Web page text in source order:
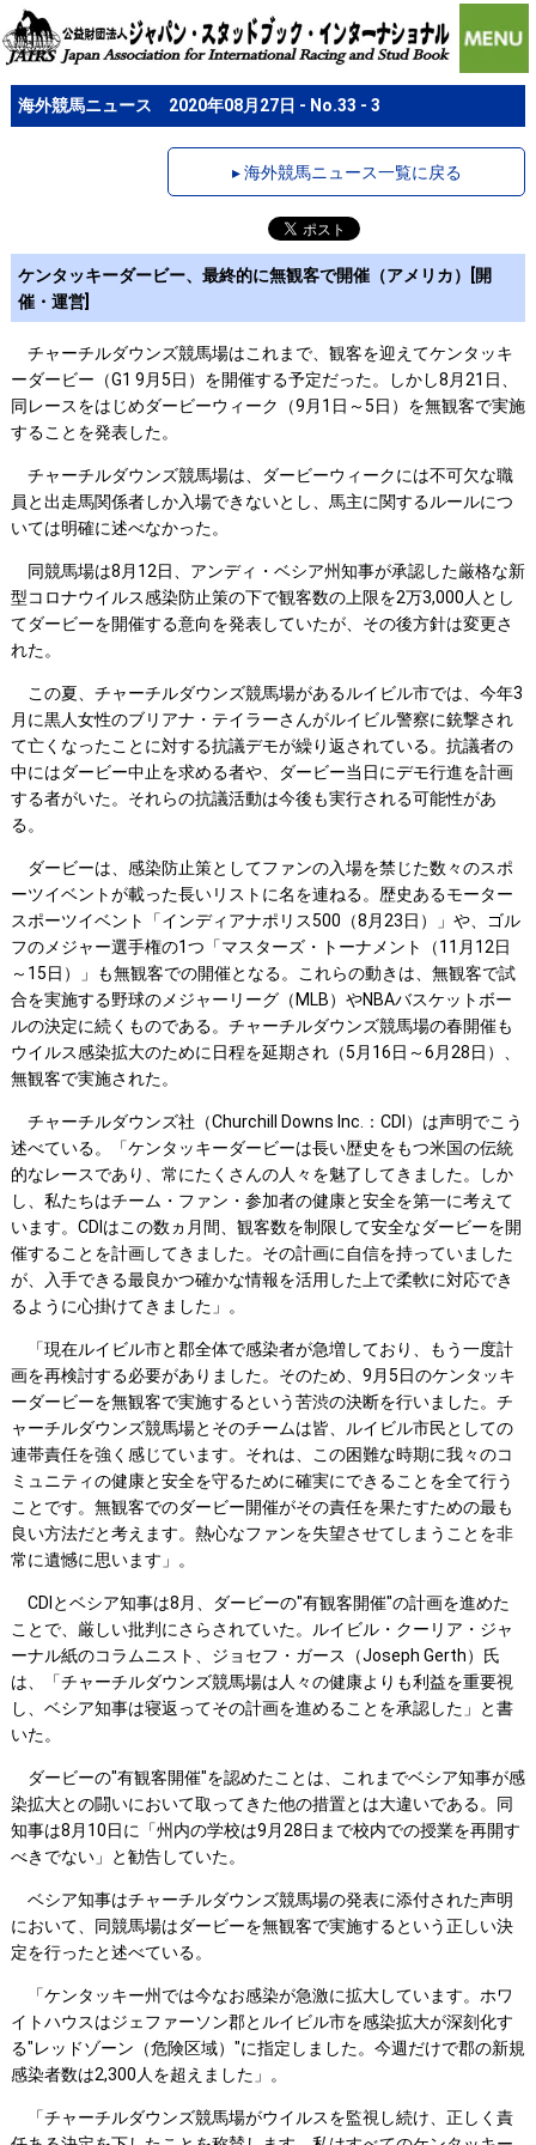
海外競馬ニュース 2020年08月27日 - No.33 - 3
▸ 海外競馬ニュース一覧に戻る
ケンタッキーダービー、最終的に無観客で開催（アメリカ）[開
催・運営]
チャーチルダウンズ競馬場はこれまで、観客を迎えてケンタッキ
ーダービー（G1 9月5日）を開催する予定だった。しかし8月21日、
同レースをはじめダービーウィーク（9月1日～5日）を無観客で実施
することを発表した。
チャーチルダウンズ競馬場は、ダービーウィークには不可欠な職
員と出走馬関係者しか入場できないとし、馬主に関するルールにつ
いては明確に述べなかった。
同競馬場は8月12日、アンディ・ベシア州知事が承認した厳格な新
型コロナウイルス感染防止策の下で観客数の上限を2万3,000人とし
てダービーを開催する意向を発表していたが、その後方針は変更さ
れた。
この夏、チャーチルダウンズ競馬場があるルイビル市では、今年3
月に黒人女性のブリアナ・テイラーさんがルイビル警察に銃撃され
て亡くなったことに対する抗議デモが繰り返されている。抗議者の
中にはダービー中止を求める者や、ダービー当日にデモ行進を計画
する者がいた。それらの抗議活動は今後も実行される可能性があ
る。
ダービーは、感染防止策としてファンの入場を禁じた数々のスポ
ーツイベントが載った長いリストに名を連ねる。歴史あるモーター
スポーツイベント「インディアナポリス500（8月23日）」や、ゴル
フのメジャー選手権の1つ「マスターズ・トーナメント（11月12日
～15日）」も無観客での開催となる。これらの動きは、無観客で試
合を実施する野球のメジャーリーグ（MLB）やNBAバスケットボー
ルの決定に続くものである。チャーチルダウンズ競馬場の春開催も
ウイルス感染拡大のために日程を延期され（5月16日～6月28日）、
無観客で実施された。
チャーチルダウンズ社（Churchill Downs Inc.：CDI）は声明でこう
述べている。「ケンタッキーダービーは長い歴史をもつ米国の伝統
的なレースであり、常にたくさんの人々を魅了してきました。しか
し、私たちはチーム・ファン・参加者の健康と安全を第一に考えて
います。CDIはこの数ヵ月間、観客数を制限して安全なダービーを開
催することを計画してきました。その計画に自信を持っていました
が、入手できる最良かつ確かな情報を活用した上で柔軟に対応でき
るように心掛けてきました」。
「現在ルイビル市と郡全体で感染者が急増しており、もう一度計
画を再検討する必要がありました。そのため、9月5日のケンタッキ
ーダービーを無観客で実施するという苦渋の決断を行いました。チ
ャーチルダウンズ競馬場とそのチームは皆、ルイビル市民としての
連帯責任を強く感じています。それは、この困難な時期に我々のコ
ミュニティの健康と安全を守るために確実にできることを全て行う
ことです。無観客でのダービー開催がその責任を果たすための最も
良い方法だと考えます。熱心なファンを失望させてしまうことを非
常に遺憾に思います」。
CDIとベシア知事は8月、ダービーの"有観客開催"の計画を進めた
ことで、厳しい批判にさらされていた。ルイビル・クーリア・ジャ
ーナル紙のコラムニスト、ジョセフ・ガース（Joseph Gerth）氏
は、「チャーチルダウンズ競馬場は人々の健康よりも利益を重要視
し、ベシア知事は寝返ってその計画を進めることを承認した」と書
いた。
ダービーの"有観客開催"を認めたことは、これまでベシア知事が感
染拡大との闘いにおいて取ってきた他の措置とは大違いである。同
知事は8月10日に「州内の学校は9月28日まで校内での授業を再開す
べきでない」と勧告していた。
ベシア知事はチャーチルダウンズ競馬場の発表に添付された声明
において、同競馬場はダービーを無観客で実施するという正しい決
定を行ったと述べている。
「ケンタッキー州では今なお感染が急激に拡大しています。ホワ
イトハウスはジェファーソン郡とルイビル市を感染拡大が深刻化す
る"レッドゾーン（危険区域）"に指定しました。今週だけで郡の新規
感染者数は2,300人を超えました」。
「チャーチルダウンズ競馬場がウイルスを監視し続け、正しく責